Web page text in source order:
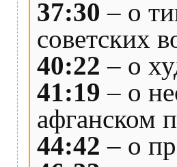
37:30 – о
советских
40:22 – о
41:19 – о
афганском
44:42 – о